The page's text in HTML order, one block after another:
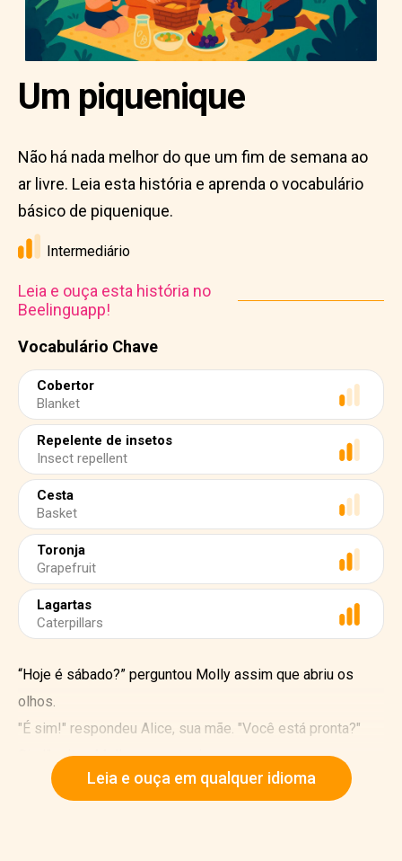
Vocabulário Chave
Cobertor
Blanket
Repelente de insetos
Insect repellent
Cesta
Basket
Toronja
Grapefruit
Lagartas
Caterpillars
Um piquenique
Não há nada melhor do que um fim de semana ao
ar livre. Leia esta história e aprenda o vocabulário
básico de piquenique.
Intermediário
Leia e ouça esta história no
Beelinguapp!
“Hoje é sábado?” perguntou Molly assim que abriu os
olhos.
"É sim!" respondeu Alice, sua mãe. "Você está pronta?"
Sim!" gritou Molly com entusiasmo.
Julian esperava por elas na varanda.
Leia e ouça em qualquer idioma